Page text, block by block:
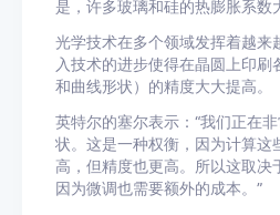
是，许多玻璃和硅的热膨胀系数
光学技术在多个领域发挥着越来
入技术的进步使得在晶圆上印刷
和曲线形状）的精度大大提高。
英特尔的塞尔表示：“我们正在
状。这是一种权衡，因为计算这
高，但精度也更高。所以这取决
因为微调也需要额外的成本。”